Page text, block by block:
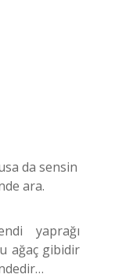
da sensin
ara.
yaprağı
ağaç gibidir